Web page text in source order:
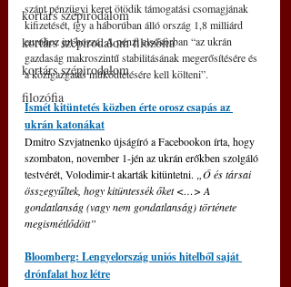
kortárs szépirodalom
kortárs szépirodalom filozófia
kortárs szépirodalom
filozófia
szánt pénzügyi keret ötödik támogatási csomagjának
kifizetését, így a háborúban álló ország 1,8 milliárd
euróhoz jut hozzá. A pénzt elsősorban “az ukrán
gazdaság makroszintű stabilitásának megerősítésére és
a közigazgatás működtetésére kell költeni”.
Ismét kitüntetés közben érte orosz csapás az
ukrán katonákat
Dmitro Szvjatnenko újságíró a Facebookon írta, hogy
szombaton, november 1-jén az ukrán erőkben szolgáló
testvérét, Volodimir-t akarták kitüntetni.
„Ő és társai
összegyűltek, hogy kitüntessék őket <…> A
gondatlanság (vagy nem gondatlanság) története
megismétlődött”
Bloomberg: Lengyelország uniós hitelből saját
drónfalat hoz létre